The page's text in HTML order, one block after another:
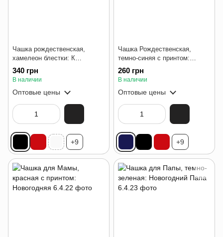
Чашка рождественская,
хамелеон блестки: К
Рождеству
340 грн
В наличии
Оптовые цены
+9
Чашка Рождественская,
темно-синяя с принтом:
Настроения
260 грн
В наличии
Оптовые цены
+9